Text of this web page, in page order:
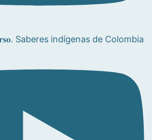
Saberes indígenas de Colombia